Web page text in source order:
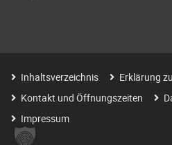
Inhaltsverzeichnis
Erklärung
Kontakt und Öffnungszeiten
Impressum